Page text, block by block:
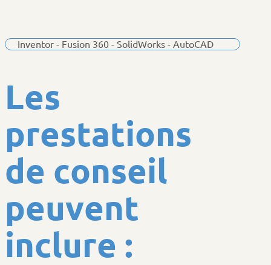
Inventor - Fusion 360 - SolidWorks - AutoCAD
Les
prestations
de conseil
peuvent
inclure :